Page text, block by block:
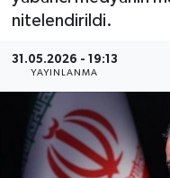
nitelendirildi.
31.05.2026 - 19:13
YAYINLANMA
E-Gazete
Haber Arşivi